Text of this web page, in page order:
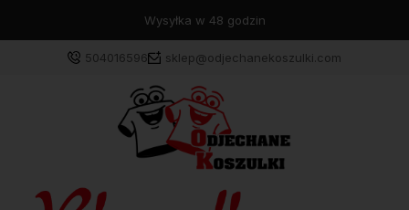
Wysyłka w 48 godzin
504016596 sklep@odjechanekoszulki.com